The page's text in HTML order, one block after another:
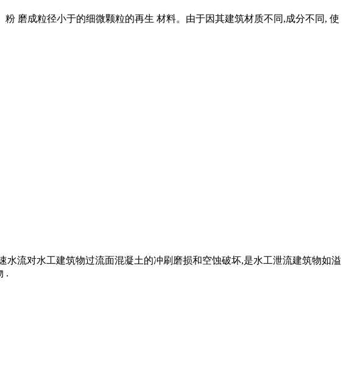
磨成粒径小于的细微颗粒的再生 材料。由于因其建筑材质不同,成分不同, 使
流对水工建筑物过流面混凝土的冲刷磨损和空蚀破坏,是水工泄流建筑物如溢
.